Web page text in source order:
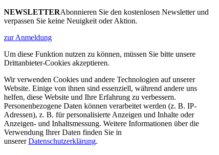
NEWSLETTERAbonnieren Sie den kostenlosen Newsletter und
verpassen Sie keine Neuigkeit oder Aktion.
zur Anmeldung
Um diese Funktion nutzen zu können, müssen Sie bitte unsere
Drittanbieter-Cookies akzeptieren.
Wir verwenden Cookies und andere Technologien auf unserer
Website. Einige von ihnen sind essenziell, während andere uns
helfen, diese Website und Ihre Erfahrung zu verbessern.
Personenbezogene Daten können verarbeitet werden (z. B. IP-
Adressen), z. B. für personalisierte Anzeigen und Inhalte oder
Anzeigen- und Inhaltsmessung. Weitere Informationen über die
Verwendung Ihrer Daten finden Sie in
unsererDatenschutzerklärung.